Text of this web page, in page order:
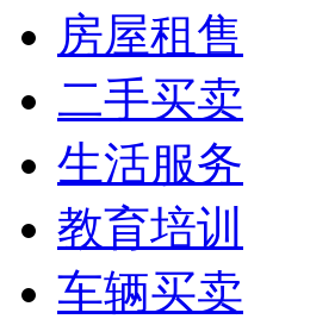
房屋租售
二手买卖
生活服务
教育培训
车辆买卖